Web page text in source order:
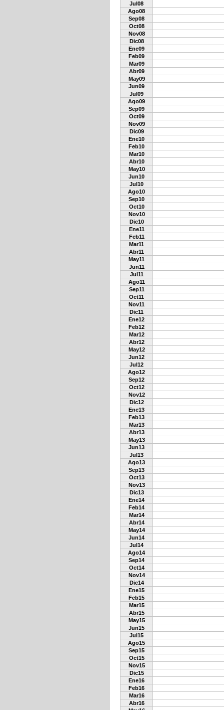
Jul08
Ago08
Sep08
Oct08
Nov08
Dic08
Ene09
Feb09
Mar09
Abr09
May09
Jun09
Jul09
Ago09
Sep09
Oct09
Nov09
Dic09
Ene10
Feb10
Mar10
Abr10
May10
Jun10
Jul10
Ago10
Sep10
Oct10
Nov10
Dic10
Ene11
Feb11
Mar11
Abr11
May11
Jun11
Jul11
Ago11
Sep11
Oct11
Nov11
Dic11
Ene12
Feb12
Mar12
Abr12
May12
Jun12
Jul12
Ago12
Sep12
Oct12
Nov12
Dic12
Ene13
Feb13
Mar13
Abr13
May13
Jun13
Jul13
Ago13
Sep13
Oct13
Nov13
Dic13
Ene14
Feb14
Mar14
Abr14
May14
Jun14
Jul14
Ago14
Sep14
Oct14
Nov14
Dic14
Ene15
Feb15
Mar15
Abr15
May15
Jun15
Jul15
Ago15
Sep15
Oct15
Nov15
Dic15
Ene16
Feb16
Mar16
Abr16